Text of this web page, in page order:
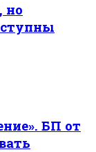
но
БП от